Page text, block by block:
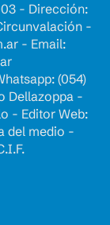
- Dirección:
-
- Email:
(054)
Dellazoppa -
- Editor Web:
del medio -